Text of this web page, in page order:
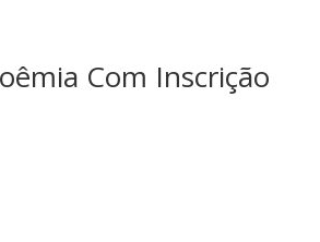
Com Inscrição